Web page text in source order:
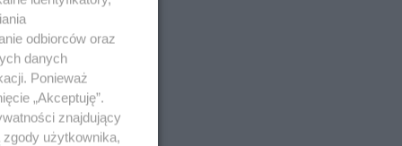
odbiorców oraz
danych
Ponieważ
„Akceptuję”.
znajdujący
użytkownika,